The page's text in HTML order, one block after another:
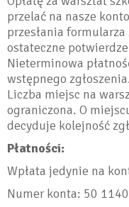
przelać na nasze
przesłania
ostateczne
Nieterminowa
wstępnego
Liczba miejsc na
ograniczona. O
decyduje kolejność
Płatności:
Wpłata jedynie na
Numer konta: 50